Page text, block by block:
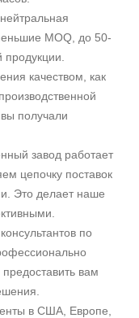
альная
MOQ, до 50-
качеством, как
получали
завод работает
цепочку поставок
Это делает наше
по
вам
в США, Европе,